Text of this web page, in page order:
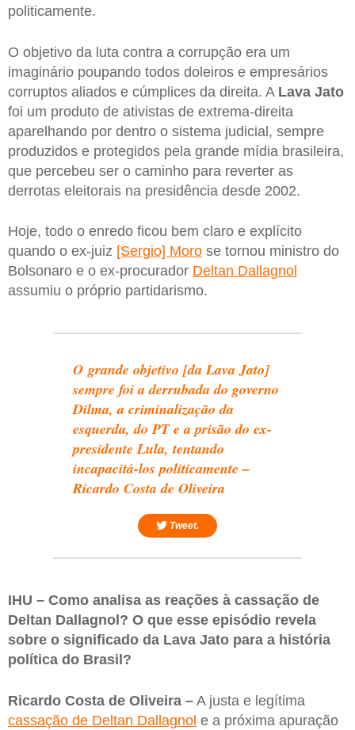
politicamente.
O objetivo da luta contra a corrupção era um
imaginário poupando todos doleiros e empresários
corruptos aliados e cúmplices da direita. A Lava Jato
foi um produto de ativistas de extrema-direita
aparelhando por dentro o sistema judicial, sempre
produzidos e protegidos pela grande mídia brasileira,
que percebeu ser o caminho para reverter as
derrotas eleitorais na presidência desde 2002.
Hoje, todo o enredo ficou bem claro e explícito
quando o ex-juiz [Sergio] Moro se tornou ministro do
Bolsonaro e o ex-procurador Deltan Dallagnol
assumiu o próprio partidarismo.
O grande objetivo [da Lava Jato]
sempre foi a derrubada do governo
Dilma, a criminalização da
esquerda, do PT e a prisão do ex-
presidente Lula, tentando
incapacitá-los politicamente –
Ricardo Costa de Oliveira
Tweet.
IHU – Como analisa as reações à cassação de
Deltan Dallagnol? O que esse episódio revela
sobre o significado da Lava Jato para a história
política do Brasil?
Ricardo Costa de Oliveira – A justa e legítima
cassação de Deltan Dallagnol e a próxima apuração